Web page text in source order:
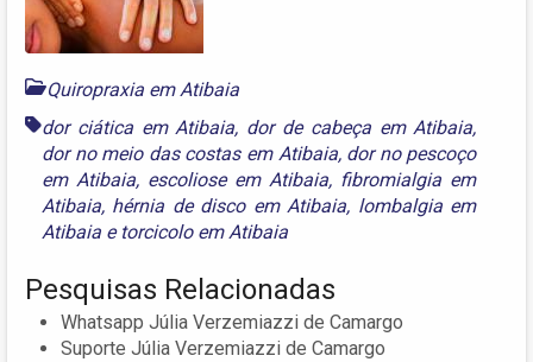
Quiropraxia em Atibaia
dor ciática em Atibaia, dor de cabeça em Atibaia,
dor no meio das costas em Atibaia, dor no pescoço
em Atibaia, escoliose em Atibaia, fibromialgia em
Atibaia, hérnia de disco em Atibaia, lombalgia em
Atibaia e torcicolo em Atibaia
Pesquisas Relacionadas
Whatsapp Júlia Verzemiazzi de Camargo
Suporte Júlia Verzemiazzi de Camargo